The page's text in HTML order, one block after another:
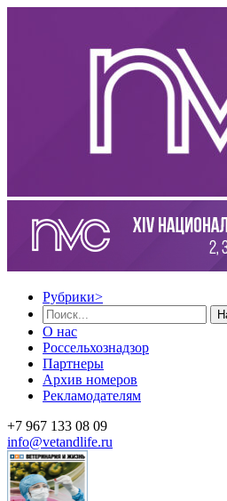
Рубрики>
О нас
Россельхознадзор
Партнеры
Архив номеров
Рекламодателям
+7 967 133 08 09
info@vetandlife.ru